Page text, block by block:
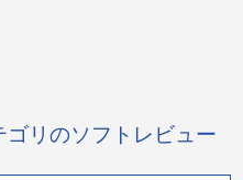
ゴリのソフトレビュー